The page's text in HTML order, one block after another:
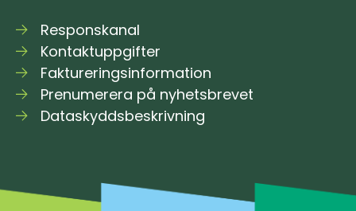
Responskanal
Kontaktuppgifter
Faktureringsinformation
Prenumerera på nyhetsbrevet
Dataskyddsbeskrivning